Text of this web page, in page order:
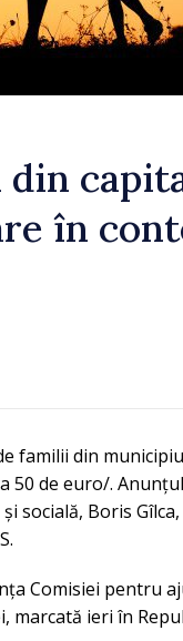
în
familii din
50 de euro/.
socială, Boris
Comisiei pentru
marcată ieri în